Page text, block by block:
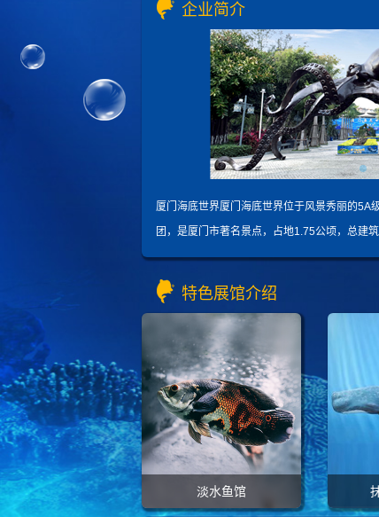
企业简介
厦门海底世界厦门海底世界位于风景秀丽的5A
团，是厦门市著名景点，占地1.75公顷，总建
特色展馆介绍
淡水鱼馆